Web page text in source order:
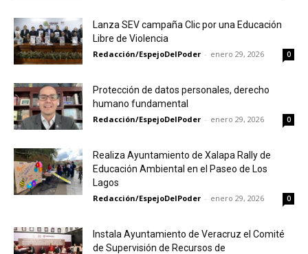
Lanza SEV campaña Clic por una Educación
Libre de Violencia
Redacción/EspejoDelPoder - enero 29, 2026 0
Protección de datos personales, derecho
humano fundamental
Redacción/EspejoDelPoder - enero 29, 2026 0
Realiza Ayuntamiento de Xalapa Rally de
Educación Ambiental en el Paseo de Los
Lagos
Redacción/EspejoDelPoder - enero 29, 2026 0
Instala Ayuntamiento de Veracruz el Comité
de Supervisión de Recursos de